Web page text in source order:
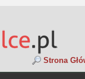
Strona